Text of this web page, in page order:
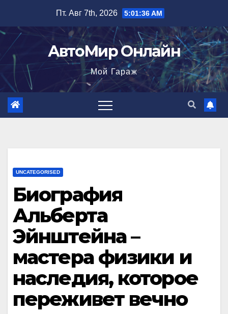
содержимому
Пт. Авг 7th, 2026 5:01:37 AM
АвтоМир Онлайн
Мой Гараж
UNCATEGORISED
Биография
Альберта
Эйнштейна –
мастера физики и
наследия, которое
переживет вечно